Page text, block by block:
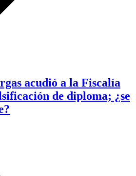
acudió a la Fiscalía
de diploma; ¿se